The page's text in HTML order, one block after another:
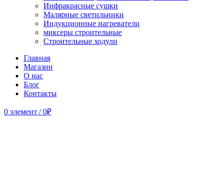
Инфракрасные сушки
Малярные светильники
Индукционные нагреватели
миксеры строительные
Строительные ходули
Главная
Магазин
О нас
Блог
Контакты
0 элемент / 0₽